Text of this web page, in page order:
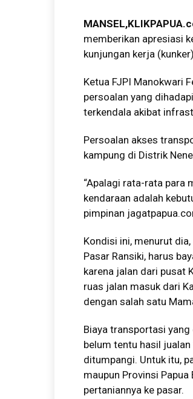
memberikan apresiasi
kunjungan kerja
Ketua FJPI Manokwari
persoalan yang
terkendala akibat
Persoalan akses
kampung di Distrik
“Apalagi rata-rata para
kendaraan adalah
pimpinan
Kondisi ini, menurut
Pasar Ransiki, harus
karena jalan dari pusat
ruas jalan masuk dari
dengan salah satu
Biaya transportasi
belum tentu hasil
ditumpangi. Untuk itu,
maupun Provinsi
pertaniannya ke pasar.